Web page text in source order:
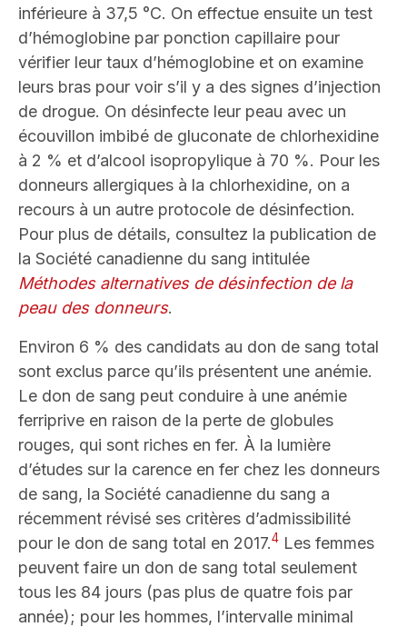
inférieure à 37,5 °C. On effectue ensuite un test
d’hémoglobine par ponction capillaire pour
vérifier leur taux d’hémoglobine et on examine
leurs bras pour voir s’il y a des signes d’injection
de drogue. On désinfecte leur peau avec un
écouvillon imbibé de gluconate de chlorhexidine
à 2 % et d’alcool isopropylique à 70 %. Pour les
donneurs allergiques à la chlorhexidine, on a
recours à un autre protocole de désinfection.
Pour plus de détails, consultez la publication de
la Société canadienne du sang intitulée
Méthodes alternatives de désinfection de la
peau des donneurs.
Environ 6 % des candidats au don de sang total
sont exclus parce qu’ils présentent une anémie.
Le don de sang peut conduire à une anémie
ferriprive en raison de la perte de globules
rouges, qui sont riches en fer. À la lumière
d’études sur la carence en fer chez les donneurs
de sang, la Société canadienne du sang a
récemment révisé ses critères d’admissibilité
pour le don de sang total en 2017.4 Les femmes
peuvent faire un don de sang total seulement
tous les 84 jours (pas plus de quatre fois par
année); pour les hommes, l’intervalle minimal